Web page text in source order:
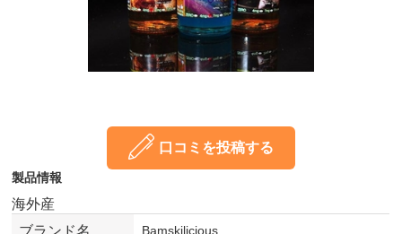
口コミを投稿する
製品情報
海外産
ブランド名
Bamskilicious